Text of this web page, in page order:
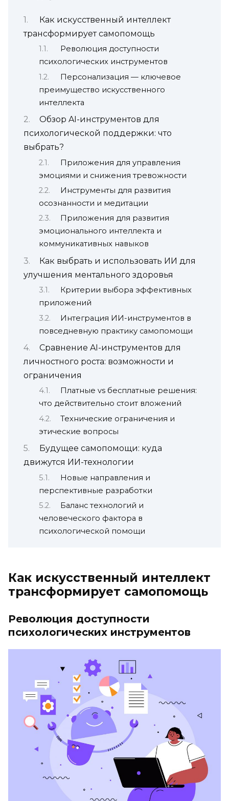
Как искусственный интеллект
трансформирует самопомощь
Революция доступности
психологических инструментов
Персонализация — ключевое
преимущество искусственного
интеллекта
Обзор AI-инструментов для
психологической поддержки: что
выбрать?
Приложения для управления
эмоциями и снижения тревожности
Инструменты для развития
осознанности и медитации
Приложения для развития
эмоционального интеллекта и
коммуникативных навыков
Как выбрать и использовать ИИ для
улучшения ментального здоровья
Критерии выбора эффективных
приложений
Интеграция ИИ-инструментов в
повседневную практику самопомощи
Сравнение AI-инструментов для
личностного роста: возможности и
ограничения
Платные vs бесплатные решения:
что действительно стоит вложений
Технические ограничения и
этические вопросы
Будущее самопомощи: куда
движутся ИИ-технологии
Новые направления и
перспективные разработки
Баланс технологий и
человеческого фактора в
психологической помощи
Как искусственный интеллект
трансформирует самопомощь
Революция доступности
психологических инструментов